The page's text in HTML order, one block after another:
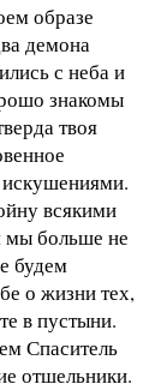
образе
демона
с неба и
знакомы
твоя
всякими
мы больше не
будем
о жизни тех,
в пустыни.
Спаситель
отшельники.